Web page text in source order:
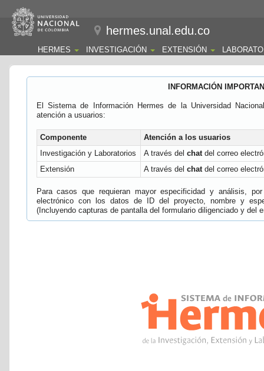
hermes.unal.edu.co
HERMES INVESTIGACIÓN EXTENSIÓN
INFORMACIÓN
El Sistema de Información Hermes de la Universidad
atención a usuarios:
Componente
Atención a los usuarios
Investigación y Laboratorios
A través del chatdel correo
Extensión
A través del chatdel correo
Para casos que requieran mayor especificidad y análisis,
electrónico con los datos de ID del proyecto, nombre y
(Incluyendo capturas de pantalla del formulario diligenciado y del